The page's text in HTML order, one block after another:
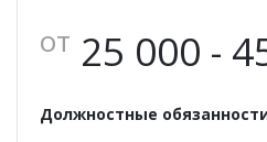
от 25 000 -
Должностные